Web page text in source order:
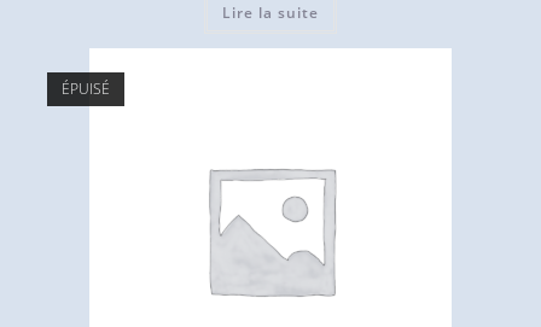
Lire la suite
ÉPUISÉ